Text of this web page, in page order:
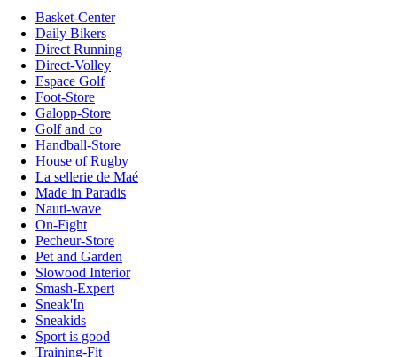
Basket-Center
Daily Bikers
Direct Running
Direct-Volley
Espace Golf
Foot-Store
Galopp-Store
Golf and co
Handball-Store
House of Rugby
La sellerie de Maé
Made in Paradis
Nauti-wave
On-Fight
Pecheur-Store
Pet and Garden
Slowood Interior
Smash-Expert
Sneak'In
Sneakids
Sport is good
Training-Fit